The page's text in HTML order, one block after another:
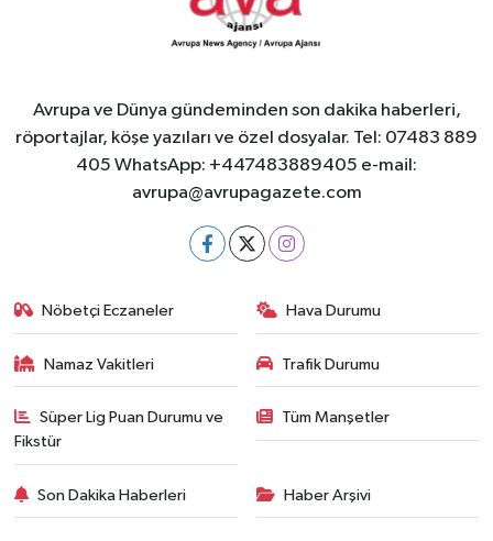
Avrupa ve Dünya gündeminden son dakika haberleri,
röportajlar, köşe yazıları ve özel dosyalar. Tel: 07483 889
405 WhatsApp: +447483889405 e-mail:
avrupa@avrupagazete.com
Nöbetçi Eczaneler Hava Durumu
Namaz Vakitleri Trafik Durumu
Süper Lig Puan Durumu ve
Fikstür
Tüm Manşetler
Son Dakika Haberleri Haber Arşivi